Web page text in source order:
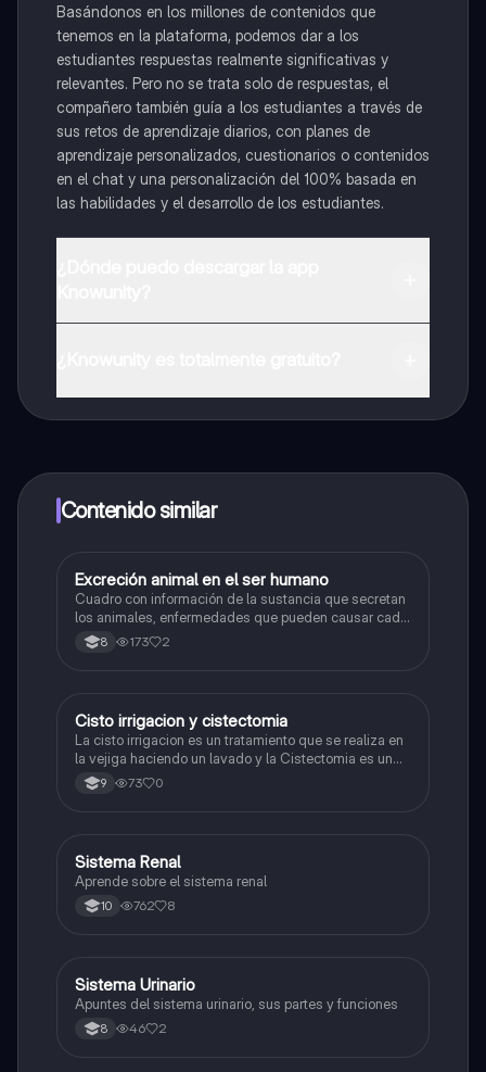
Basándonos en los millones de contenidos que
tenemos en la plataforma, podemos dar a los
estudiantes respuestas realmente significativas y
relevantes. Pero no se trata solo de respuestas, el
compañero también guía a los estudiantes a través de
sus retos de aprendizaje diarios, con planes de
aprendizaje personalizados, cuestionarios o contenidos
en el chat y una personalización del 100% basada en
las habilidades y el desarrollo de los estudiantes.
a determinadas funciones.
Contenido similar
Biologia
Excreción animal en el ser humano
Cuadro con información de la sustancia que secretan
los animales, enfermedades que pueden causar cada
una 8 173 2
Biologia
Cisto irrigacion y cistectomia
La cisto irrigacion es un tratamiento que se realiza en
la vejiga haciendo un lavado y la Cistectomia es un
procedimiento
9 73 0
Biologia
Sistema Renal
Aprende sobre el sistema renal
10 762 8
Biologia
Sistema Urinario
Apuntes del sistema urinario, sus partes y funciones
8 46 2